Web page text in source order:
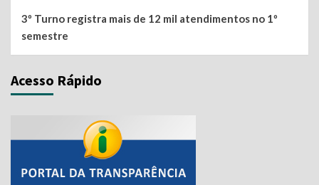
3º Turno registra mais de 12 mil atendimentos no 1º
semestre
Acesso Rápido